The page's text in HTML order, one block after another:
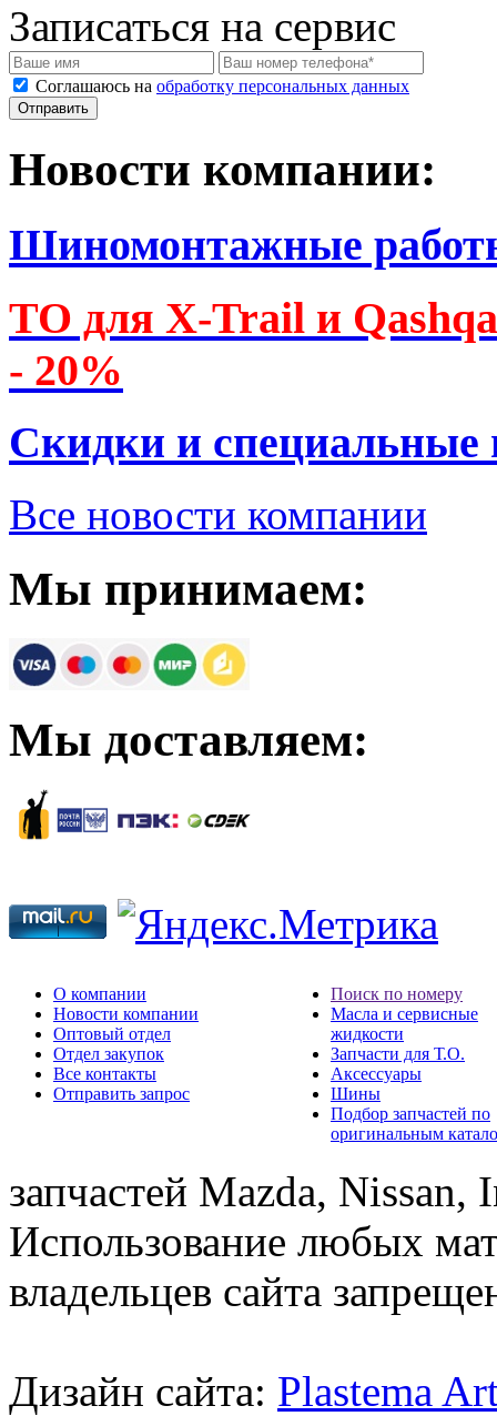
Записаться на сервис
Соглашаюсь на обработку персональных данных
Новости компании:
Шиномонтажные
ТО для X-Trail и
- 20%
Скидки и специальные
Все новости компании
Мы принимаем:
Мы доставляем:
О компании
Новости компании
Оптовый отдел
Отдел закупок
Все контакты
Отправить запрос
Поиск по номеру
Масла и сервисные
жидкости
Запчасти для Т.О.
Аксессуары
Шины
Подбор запчастей по
оригинальным
запчастей Mazda,
Использование любых
владельцев сайта
Дизайн сайта: Plastema